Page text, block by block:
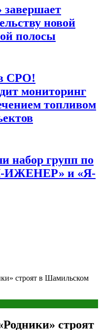
новой
полосы
СРО!
мониторинг
топливом
набор групп по
ИЖЕНЕР» и «Я-
строят в Шамильском
строят